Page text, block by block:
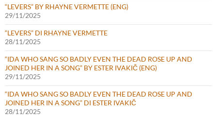
“LEVERS” BY RHAYNE VERMETTE (ENG)
29/11/2025
“LEVERS” DI RHAYNE VERMETTE
28/11/2025
“IDA WHO SANG SO BADLY EVEN THE DEAD ROSE UP AND
JOINED HER IN A SONG” BY ESTER IVAKIČ (ENG)
29/11/2025
“IDA WHO SANG SO BADLY EVEN THE DEAD ROSE UP AND
JOINED HER IN A SONG” DI ESTER IVAKIČ
28/11/2025